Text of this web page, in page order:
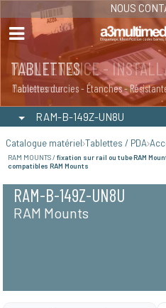
NOUS
MAINTENANCE -
Maintenance
TABLETTES
Tablettes durcies - Étanches -
RAM-B-149Z-UN8U
Catalogue matériel Tablettes / PDA
RAM MOUNTS / fixation sur rail ou tube RAM
compatibles RAM Mounts
RAM-B-149Z-UN8U
RAM Mounts